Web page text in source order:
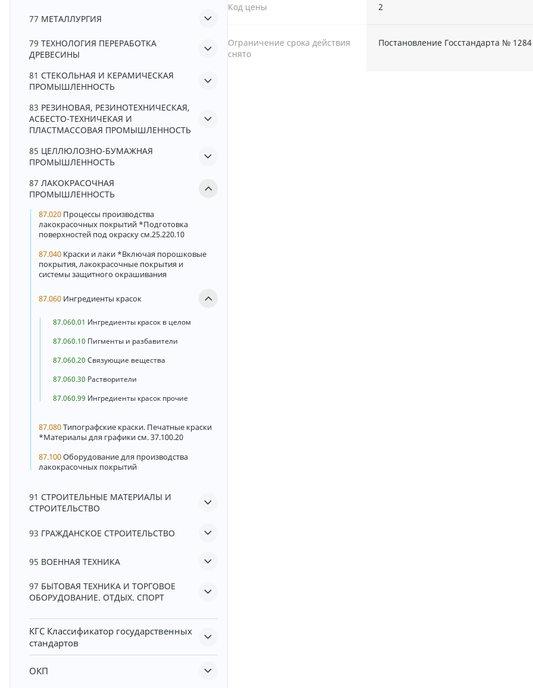
77 МЕТАЛЛУРГИЯ
79 ТЕХНОЛОГИЯ ПЕРЕРАБОТКА
ДРЕВЕСИНЫ
81 СТЕКОЛЬНАЯ И КЕРАМИЧЕСКАЯ
ПРОМЫШЛЕННОСТЬ
83 РЕЗИНОВАЯ, РЕЗИНОТЕХНИЧЕСКАЯ,
АСБЕСТО-ТЕХНИЧЕКАЯ И
ПЛАСТМАССОВАЯ ПРОМЫШЛЕННОСТЬ
85 ЦЕЛЛЮЛОЗНО-БУМАЖНАЯ
ПРОМЫШЛЕННОСТЬ
87 ЛАКОКРАСОЧНАЯ
ПРОМЫШЛЕННОСТЬ
87.020 Процессы производства
лакокрасочных покрытий *Подготовка
поверхностей под окраску см.25.220.10
87.040 Краски и лаки *Включая порошковые
покрытия, лакокрасочные покрытия и
системы защитного окрашивания
87.060 Ингредиенты красок
87.060.01 Ингредиенты красок в целом
87.060.10 Пигменты и разбавители
87.060.20 Связующие вещества
87.060.30 Растворители
87.060.99 Ингредиенты красок прочие
87.080Типографские краски. Печатные краски
*Материалы для графики см. 37.100.20
87.100Оборудование для производства
лакокрасочных покрытий
91 СТРОИТЕЛЬНЫЕ МАТЕРИАЛЫ И
СТРОИТЕЛЬСТВО
93 ГРАЖДАНСКОЕ СТРОИТЕЛЬСТВО
95 ВОЕННАЯ ТЕХНИКА
97 БЫТОВАЯ ТЕХНИКА И ТОРГОВОЕ
ОБОРУДОВАНИЕ. ОТДЫХ. СПОРТ
КГС Классификатор государственных
стандартов
ОКП
Код цены 2
Ограничение срока действия
снято
Постановление Госстандарта №